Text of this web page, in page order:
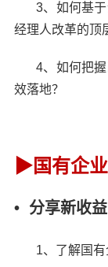
3、如何基
经理人改革的顶
4、如何把
效落地？
▶国有企
• 分享新收益
1、了解国